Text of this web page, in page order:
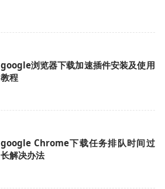
google浏览器下载加速插件安装及使用
教程
google Chrome下载任务排队时间过
长解决办法